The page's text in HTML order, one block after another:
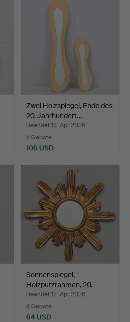
Zwei Holzspiegel, Ende des
20. Jahrhundert…
Beendet 13. Apr 2026
5 Gebote
106 USD
Sonnenspiegel,
Holzputzrahmen, 20.
Jahrhun…
Beendet 12. Apr 2026
4 Gebote
64 USD